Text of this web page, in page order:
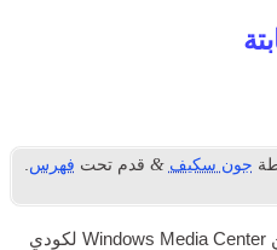
جون سكيف & قدم تحت فهرس.
قبل بضع سنوات كنت هاجرت من Windows Media Center لكودي